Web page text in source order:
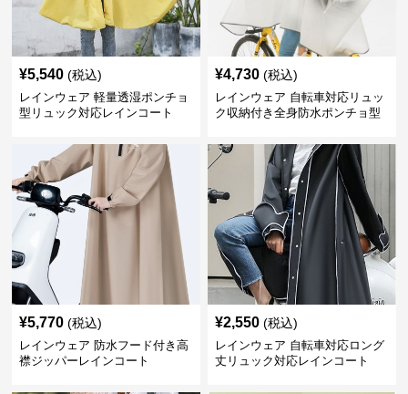
¥5,540 (税込)
レインウェア 軽量透湿ポンチョ
型リュック対応レインコート
¥4,730 (税込)
レインウェア 自転車対応リュッ
ク収納付き全身防水ポンチョ型
¥5,770 (税込)
レインウェア 防水フード付き高
襟ジッパーレインコート
¥2,550 (税込)
レインウェア 自転車対応ロング
丈リュック対応レインコート